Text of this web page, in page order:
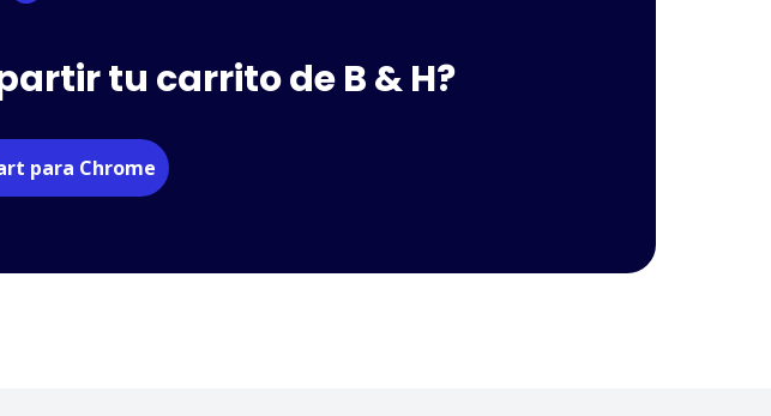
tu carrito de B & H?
para Chrome